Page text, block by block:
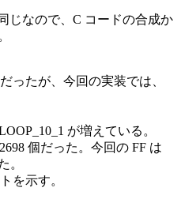
じなので、C コードの合成か
ったが、今回の実装では、
が増えている。
個だった。今回の FF は
。
を示す。